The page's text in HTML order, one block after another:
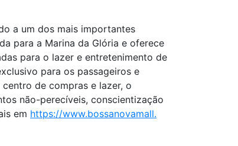
a um dos mais importantes
para a Marina da Glória e oferece
para o lazer e entretenimento de
para os passageiros e
de compras e lazer, o
não-perecíveis, conscientização
em https://www.bossanovamall.